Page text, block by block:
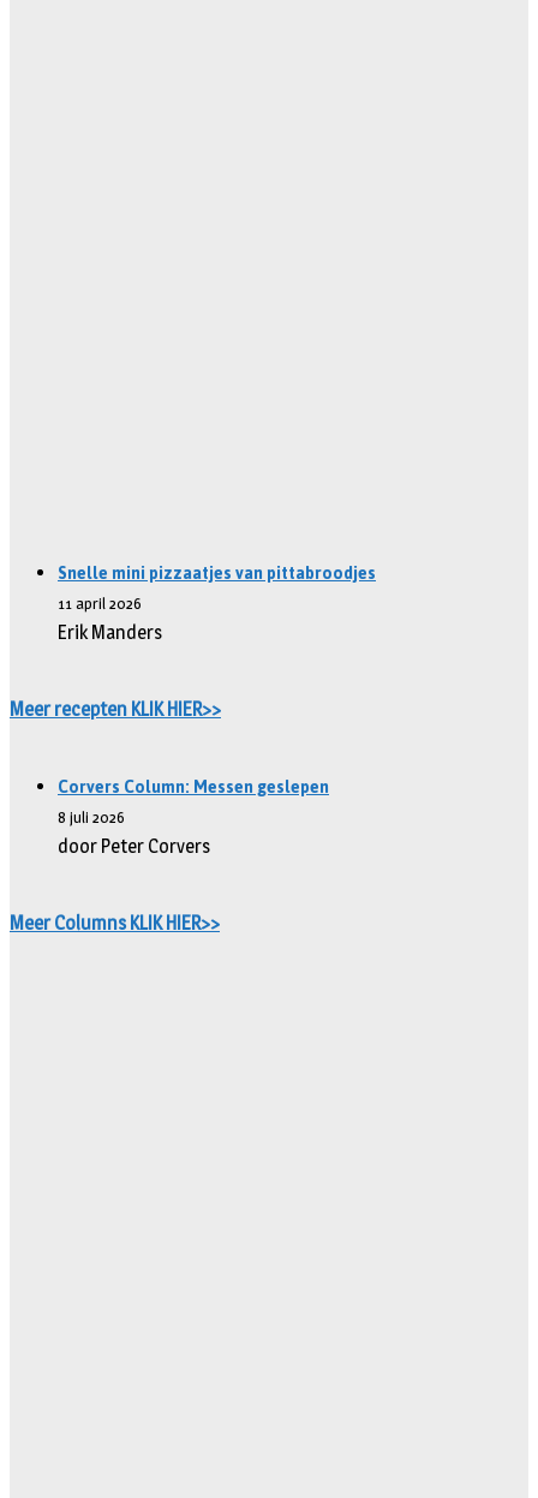
Snelle mini pizzaatjes van pittabroodjes
11 april 2026
Erik Manders
Meer recepten KLIK HIER>>
Corvers Column: Messen geslepen
8 juli 2026
door Peter Corvers
Meer Columns KLIK HIER>>